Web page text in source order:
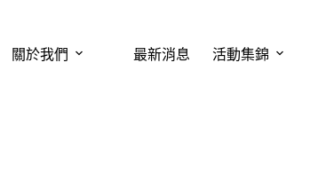
關於我們 最新消息 活動集錦